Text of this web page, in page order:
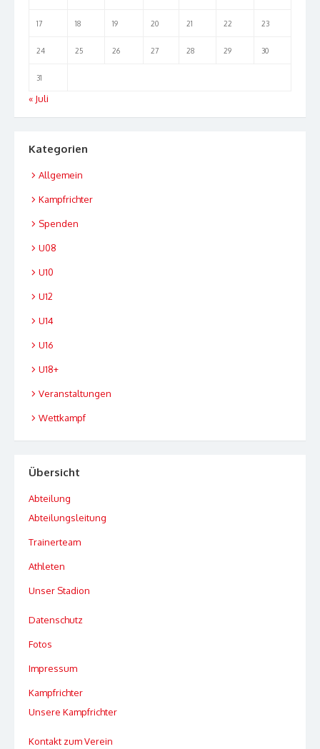
17 18 19 20 21 22 23
24 25 26 27 28 29 30
31
« Juli
Kategorien
Allgemein
Kampfrichter
Spenden
U08
U10
U12
U14
U16
U18+
Veranstaltungen
Wettkampf
Übersicht
Abteilung
Abteilungsleitung
Trainerteam
Athleten
Unser Stadion
Datenschutz
Fotos
Impressum
Kampfrichter
Unsere Kampfrichter
Kontakt zum Verein